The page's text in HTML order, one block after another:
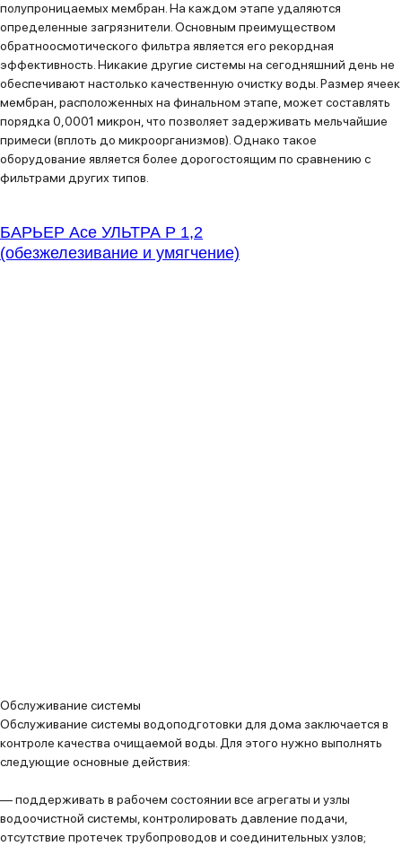
БАРЬЕР Ace УЛЬТРА P 1,2
(обезжелезивание и умягчение)
полупроницаемых мембран. На каждом этапе удаляются
определенные загрязнители. Основным преимуществом
обратноосмотического фильтра является его рекордная
эффективность. Никакие другие системы на сегодняшний день не
обеспечивают настолько качественную очистку воды. Размер ячеек
мембран, расположенных на финальном этапе, может составлять
порядка 0,0001 микрон, что позволяет задерживать мельчайшие
примеси (вплоть до микроорганизмов). Однако такое
оборудование является более дорогостоящим по сравнению с
фильтрами других типов.
Обслуживание системы
Обслуживание системы водоподготовки для дома заключается в
контроле качества очищаемой воды. Для этого нужно выполнять
следующие основные действия:
— поддерживать в рабочем состоянии все агрегаты и узлы
водоочистной системы, контролировать давление подачи,
отсутствие протечек трубопроводов и соединительных узлов;